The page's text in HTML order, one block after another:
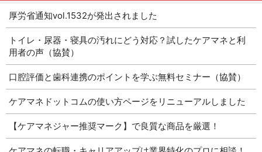
厚労省通知vol.1532が発出されました
トイレ・尿器・寝具の汚れにどう対応？試したケアマネと利
用者の声（協賛）
口腔評価と歯科連携のポイントを学ぶ無料セミナー（協賛）
ケアマネドットコムの使い方ページをリニューアルしました
【ケアマネジャー推奨マーク】で良質な商品を厳選！